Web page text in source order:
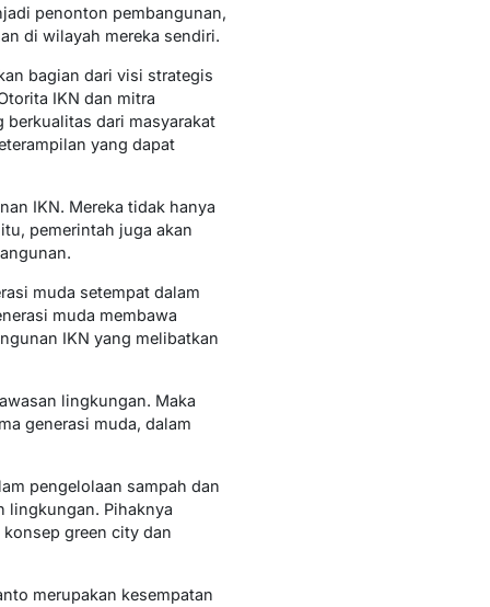
penonton pembangunan,
di wilayah mereka sendiri.
bagian dari visi strategis
IKN dan mitra
berkualitas dari masyarakat
yang dapat
IKN. Mereka tidak hanya
pemerintah juga akan
muda setempat dalam
muda membawa
IKN yang melibatkan
lingkungan. Maka
generasi muda, dalam
pengelolaan sampah dan
lingkungan. Pihaknya
green city dan
merupakan kesempatan